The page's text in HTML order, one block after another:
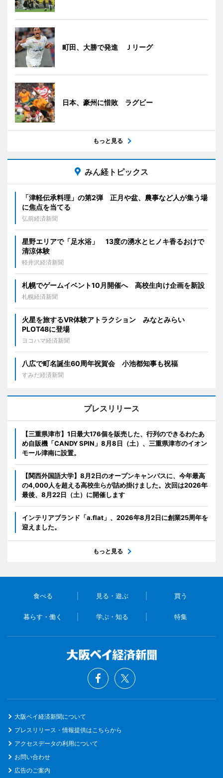
町田、大勝で発進 Ｊリーグ
日本、豪州に惜敗 ラグビー
もっと見る
みん経トピックス
「津軽伝承料理」の第2弾 正月や盆、農事など人が集う場
に焦点を当てる
弘前経済新聞
星野エリアで「足水浴」 13度の湧水とヒノキ香るおけで
清涼体験
軽井沢経済新聞
札幌でゲームイベント10月開催へ 高校生向け企画を新設
札幌経済新聞
火星を旅するVR体験アトラクション みなとみらい
PLOT48に登場
ヨコハマ経済新聞
八広で町名誕生60周年祝賀会 小池都知事も祝福
すみだ経済新聞
プレスリリース
【三重県津市】1日最大176個を販売した、行列のできるわたあ
め自販機「CANDY SPIN」8月8日（土）、三重県津市のイオン
モール津南に設置。
【関西外国語大学】8月2日のオープンキャンパスに、今年最高
の4,000人を超える高校生らが詰め掛けました。次回は2026年
最後、8月22日（土）に開催します
インテリアブランド「a.flat」、2026年8月2日に創業25周年を
迎えました。
もっと見る
食べる 見る・遊ぶ 買う
暮らす・働く 学ぶ・知る 特集
大阪ベイ経済新聞について
プレスリリース・情報提供はこちらから
アクセスデータの利用について
お問い合わせ
広告のご案内